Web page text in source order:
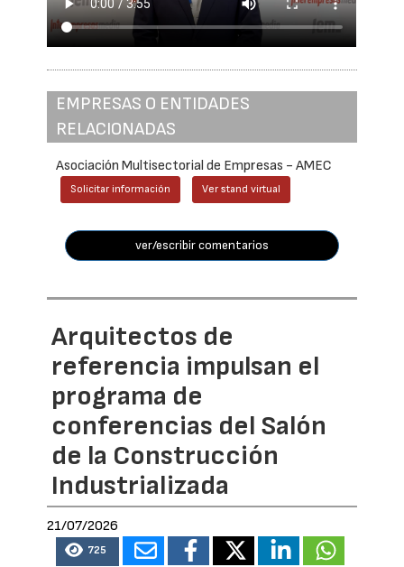
EMPRESAS O ENTIDADES
RELACIONADAS
Asociación Multisectorial de Empresas - AMEC
Solicitar información Ver stand virtual
ver/escribir comentarios
Arquitectos de
referencia impulsan el
programa de
conferencias del Salón
de la Construcción
Industrializada
21/07/2026
725